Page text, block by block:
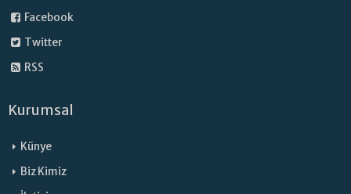
Facebook
Twitter
RSS
Kurumsal
Künye
Biz Kimiz